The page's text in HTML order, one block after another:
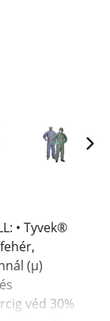
• Tyvek®
(µ)
véd 30%